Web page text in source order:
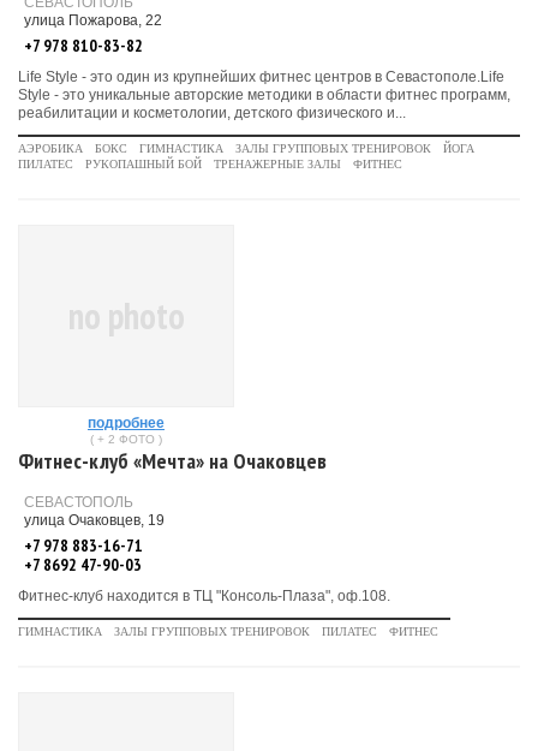
улица Пожарова, 22
+7 978 810-83-82
Life Style - это один из крупнейших фитнес центров в Севастополе.Life
Style - это уникальные авторские методики в области фитнес программ,
реабилитации и косметологии, детского физического и...
АЭРОБИКА БОКС ГИМНАСТИКА ЗАЛЫ ГРУППОВЫХ ТРЕНИРОВОК
ЙОГА
ПИЛАТЕС
РУКОПАШНЫЙ БОЙ ТРЕНАЖЕРНЫЕ ЗАЛЫ ФИТНЕС
no photo
подробнее
( + 2 ФОТО )
Фитнес-клуб «Мечта» на Очаковцев
СЕВАСТОПОЛЬ
улица Очаковцев, 19
+7 978 883-16-71
+7 8692 47-90-03
Фитнес-клуб находится в ТЦ "Консоль-Плаза", оф.108.
ГИМНАСТИКА ЗАЛЫ ГРУППОВЫХ ТРЕНИРОВОК ПИЛАТЕС ФИТНЕС